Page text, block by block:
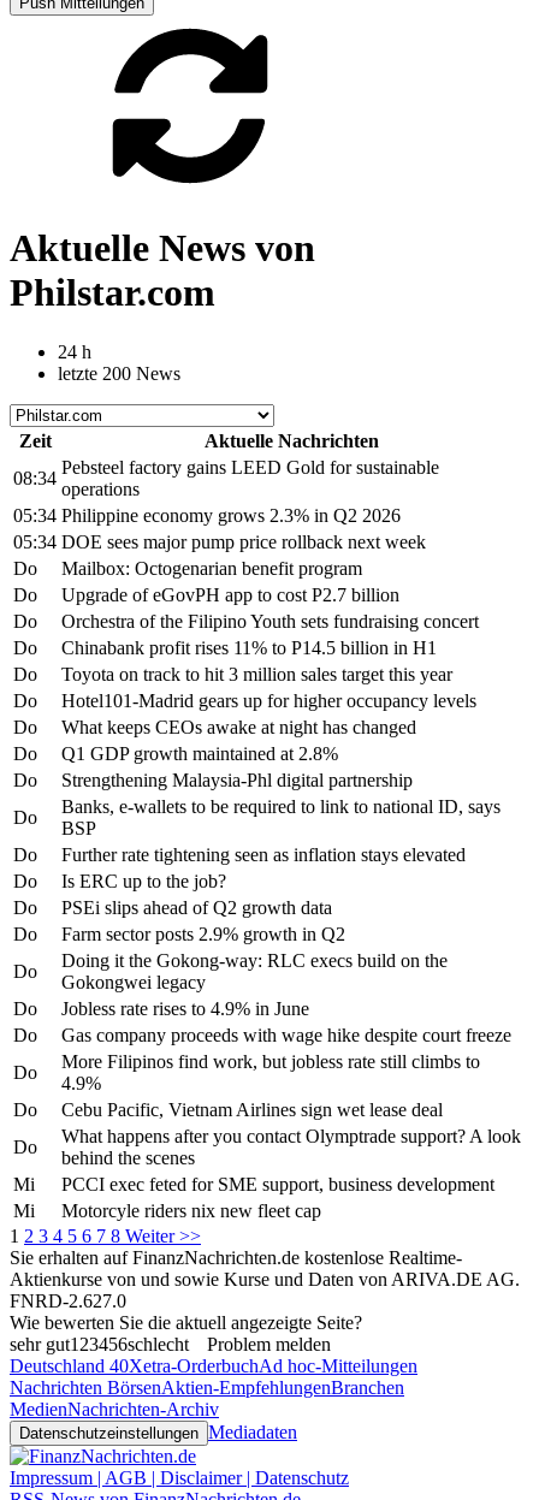
Aktuelle News von
Philstar.com
24 h
letzte 200 News
Zeit
Aktuelle Nachrichten
08:34
Pebsteel factory gains LEED Gold for sustainable
operations
05:34 Philippine economy grows 2.3% in Q2 2026
05:34 DOE sees major pump price rollback next week
Do
Mailbox: Octogenarian benefit program
Do
Upgrade of eGovPH app to cost P2.7 billion
Do
Orchestra of the Filipino Youth sets fundraising concert
Do
Chinabank profit rises 11% to P14.5 billion in H1
Do
Toyota on track to hit 3 million sales target this year
Do
Hotel101-Madrid gears up for higher occupancy levels
Do
What keeps CEOs awake at night has changed
Do
Q1 GDP growth maintained at 2.8%
Do
Strengthening Malaysia-Phl digital partnership
Do
Banks, e-wallets to be required to link to national ID, says
BSP
Do
Further rate tightening seen as inflation stays elevated
Do
Is ERC up to the job?
Do
PSEi slips ahead of Q2 growth data
Do
Farm sector posts 2.9% growth in Q2
Do
Doing it the Gokong-way: RLC execs build on the
Gokongwei legacy
Do
Jobless rate rises to 4.9% in June
Do
Gas company proceeds with wage hike despite court freeze
Do
More Filipinos find work, but jobless rate still climbs to
4.9%
Do
Cebu Pacific, Vietnam Airlines sign wet lease deal
Do
What happens after you contact Olymptrade support? A look
behind the scenes
Mi
PCCI exec feted for SME support, business development
Mi
Motorcyle riders nix new fleet cap
1 2 3 4 5 6 7 8 Weiter >>
Sie erhalten auf FinanzNachrichten.de kostenlose Realtime-
Aktienkurse von und sowie Kurse und Daten von ARIVA.DE AG.
FNRD-2.627.0
Wie bewerten Sie die aktuell angezeigte Seite?
sehr gut1 23456schlecht
Problem melden
Deutschland 40Xetra-OrderbuchAd hoc-Mitteilungen
Nachrichten BörsenAktien-EmpfehlungenBranchen
MedienNachrichten-Archiv
Datenschutzeinstellungen Mediadaten
Impressum | AGB | Disclaimer | Datenschutz